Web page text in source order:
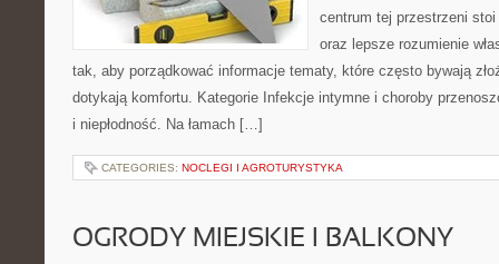
centrum tej przestrzeni
oraz lepsze rozumienie
tak, aby porządkować informacje tematy, które często bywają
dotykają komfortu. Kategorie Infekcje intymne i choroby
i niepłodność. Na łamach […]
CATEGORIES: NOCLEGI I AGROTURYSTYKA
OGRODY MIEJSKIE I BALKONY